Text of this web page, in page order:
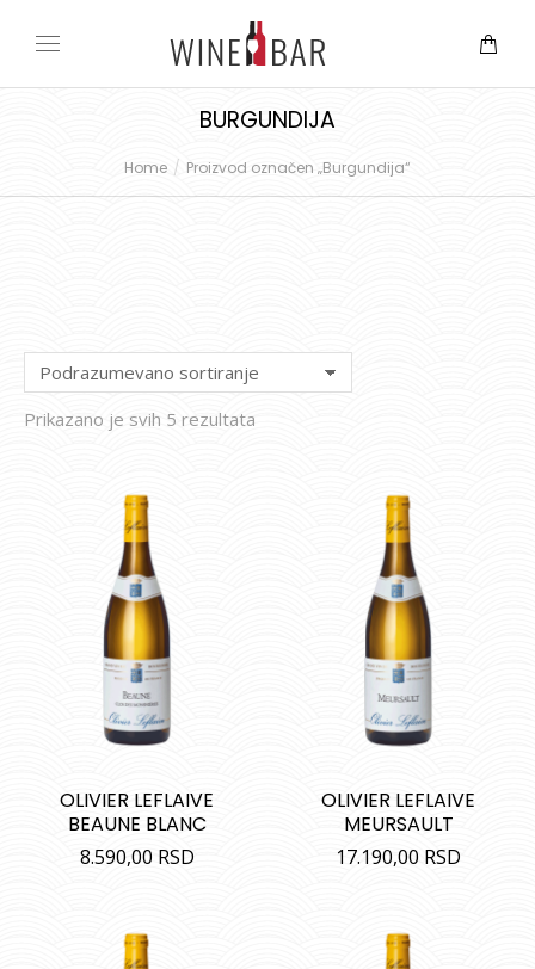
BURGUNDIJA
You are here:Home Proizvod označen „Burgundija“
Prikazano je svih 5 rezultata
OLIVIER LEFLAIVE
BEAUNE BLANC
8.590,00 RSD
OLIVIER LEFLAIVE
MEURSAULT
17.190,00 RSD